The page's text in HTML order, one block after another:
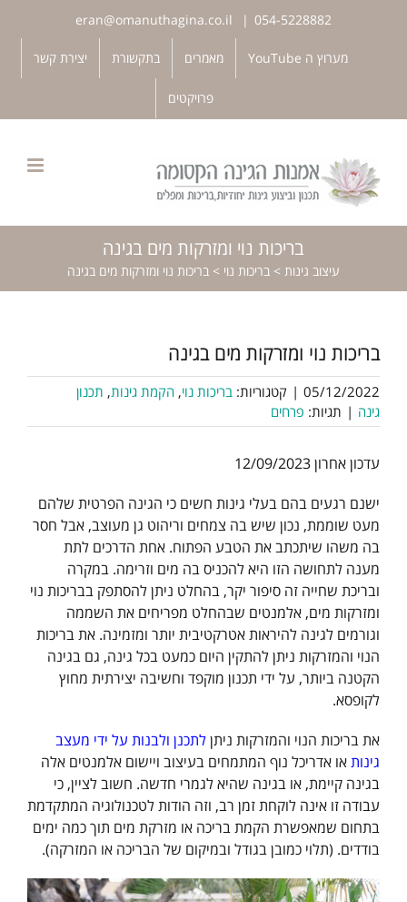
פתח סרגל נגישות
054-5228882
|
מערוץ ה YouTube מאמרים בתקשורת יצירת קשר
פרויקטים
בריכות נוי ומזרקות מים בגינה
עיצוב גינות > בריכות נוי > בריכות נוי ומזרקות מים בגינה
בריכות נוי ומזרקות מים בגינה
05/12/2022
| קטגוריות: בריכות נוי, הקמת גינות, תכנון
גינה | תגיות: פרחים
עדכון אחרון 12/09/2023
ישנם רגעים בהם בעלי גינות חשים כי הגינה הפרטית שלהם
מעט שוממת, נכון שיש בה צמחים וריהוט גן מעוצב, אבל חסר
בה משהו שיתכתב את הטבע הפתוח. אחת הדרכים לתת
מענה לתחושה הזו היא להכניס בה מים וזרימה. במקרה
ובריכת שחייה זה סיפור יקר, בהחלט ניתן להסתפק בבריכות נוי
ומזרקות מים, אלמנטים שבהחלט מפריחים את השממה
וגורמים לגינה להיראות אטרקטיבית יותר ומזמינה. את בריכות
הנוי והמזרקות ניתן להתקין היום כמעט בכל גינה, גם בגינה
הקטנה ביותר, על ידי תכנון מוקפד וחשיבה יצירתית מחוץ
לקופסא.
את בריכות הנוי והמזרקות ניתןלתכנן ולבנות על ידי מעצב
גינותאו אדריכל נוף המתמחים בעיצוב ויישום אלמנטים אלה
בגינה קיימת, או בגינה שהיא לגמרי חדשה. חשוב לציין, כי
עבודה זו אינה לוקחת זמן רב, וזה הודות לטכנולוגיה המתקדמת
בתחום שמאפשרת הקמת בריכה או מזרקת מים תוך כמה ימים
בודדים. (תלוי כמובן בגודל ובמיקום של הבריכה או המזרקה).